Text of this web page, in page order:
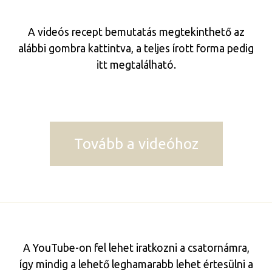
A videós recept bemutatás megtekinthető az
alábbi gombra kattintva, a teljes írott forma pedig
itt megtalálható.
Tovább a videóhoz
A YouTube-on fel lehet iratkozni a csatornámra,
így mindig a lehető leghamarabb lehet értesülni a